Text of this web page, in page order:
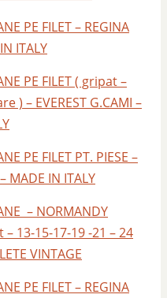
PE FILET – REGINA
ITALY
PE FILET ( gripat –
) – EVEREST G.CAMI –
PE FILET PT. PIESE –
MADE IN ITALY
– NORMANDY
13-15-17-19 -21 – 24
VINTAGE
PE FILET – REGINA